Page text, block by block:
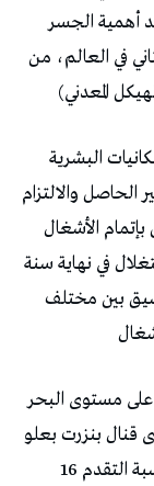
أهمية الجسر
في العالم، من
المعدني)
البشرية
الحاصل والالتزام
بإتمام الأشغال
في نهاية سنة
بين مختلف
على مستوى البحر
كلم على مستوى قنال بنزرت بعلو
حوالي 60 مترا على سطح البحر والتي بلغت نسبة التقدم 16